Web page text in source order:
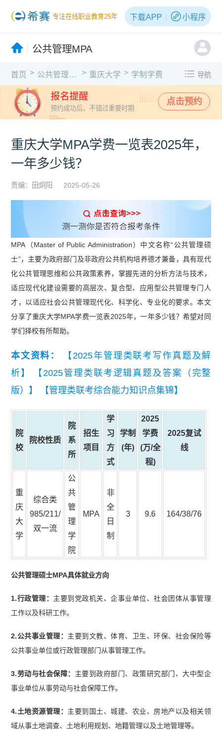
专注在线职业教育25年 下载APP 小程序
公共管理MPA
首页 > 公共管理MPA > 重庆大学 > 学制学费 导航
报名提醒
预约成功后，不错过重要时期
点击预约
重庆大学MPA学费一览表2025年，
一年多少钱？
责编：田炯阳 2025-05-26
MPA（Master of Public Administration）中文名称“公共管理硕
士”，主要为政府部门及非政府公共机构培养德才兼备，具有现代
化公共管理思维和公共政策素养，掌握先进的分析方法与技术，
适应现代化建设需要的高层次、复合型、应用型公共管理专门人
才，以适应社会公共管理现代化、科学化、专业化的要求。本文
分享了重庆大学MPA学费一览表2025年，一年多少钱？希望对同
学们择校有所帮助。
本文资料：
【2025年管理类联考写作真题及解
析】
【2025管理类联考逻辑真题及答案（完整
版）】
【管理类联考综合能力知识点集锦】
院
校
院校性质
院
系
所
招生
项目
学
习
方
式
学制
(年)
2025
学费
(万/全
程)
2025复试
线
重
庆
大
学
综合类
985/211/
双一流
公
共
管
理
学
院
MPA
非
全
日
制
3 9.6 164/38/76
公共管理硕士MPA具体就业方向
1.行政管理： 主要到党政机关、企事业单位、社会团体从事管理
工作以及科研工作。
2.公共事业管理： 主要到文教、体育、卫生、环保、社会保险等
公共事业单位或行政管理部门从事管理工作。
3.劳动与社会保障： 主要到政府部门、政策研究部门、大中型企
事业单位从事劳动与社会保障工作。
4.土地资源管理： 主要到国土、城建、农业、房地产以及相关领
域从事土地调查、土地利用规划、地籍管理以及土地管理等。